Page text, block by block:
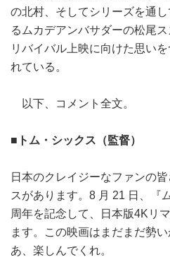
の北村、そしてシリーズを通
るムカデアンバサダーの松尾
リバイバル上映に向けた思い
れている。
以下、コメント全文。
■トム・シックス（監督）
日本のクレイジーなファンの
スがあります。8 月 21 日、『
周年を記念して、日本版4Kリ
ます。この映画はまだまだ勢
あ、楽しんでくれ。